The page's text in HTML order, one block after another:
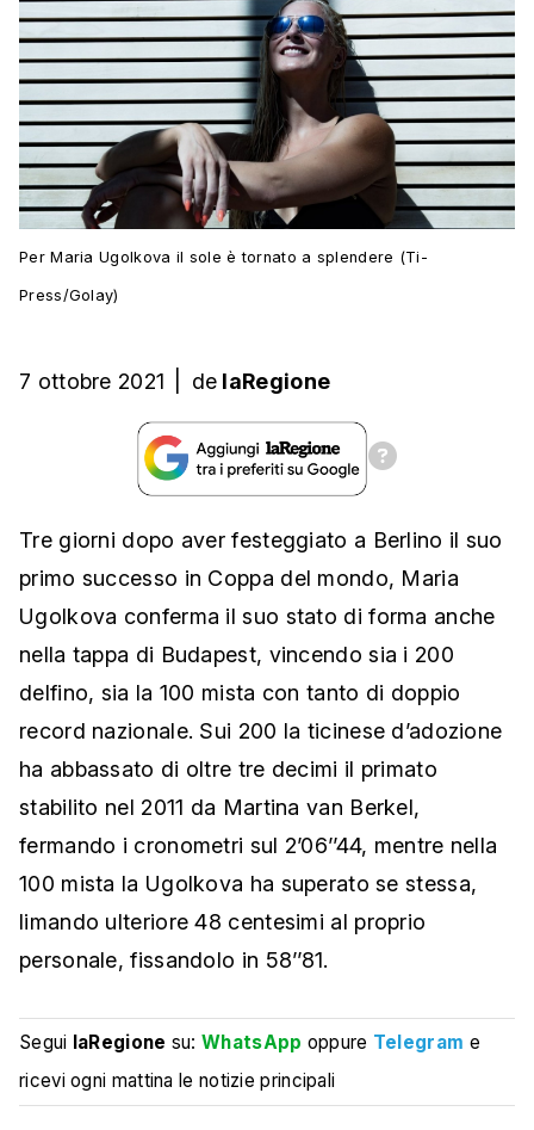
Per Maria Ugolkova il sole è tornato a splendere (Ti-
Press/Golay)
7 ottobre 2021 de laRegione
Tre giorni dopo aver festeggiato a Berlino il suo
primo successo in Coppa del mondo, Maria
Ugolkova conferma il suo stato di forma anche
nella tappa di Budapest, vincendo sia i 200
delfino, sia la 100 mista con tanto di doppio
record nazionale. Sui 200 la ticinese d’adozione
ha abbassato di oltre tre decimi il primato
stabilito nel 2011 da Martina van Berkel,
fermando i cronometri sul 2’06’’44, mentre nella
100 mista la Ugolkova ha superato se stessa,
limando ulteriore 48 centesimi al proprio
personale, fissandolo in 58’’81.
Segui laRegione su:WhatsApp oppure Telegram e
ricevi ogni mattina le notizie principali